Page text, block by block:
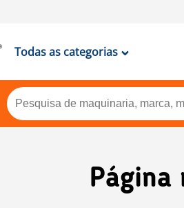
Todas as categorias
Página